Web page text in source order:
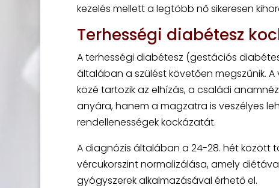
kezelés mellett a legtöbb nő sikeresen
Terhességi diabétesz
A terhességi diabétesz (gestációs
általában a szülést követően megszűnik.
közé tartozik az elhízás, a családi
anyára, hanem a magzatra is veszélyes
rendellenességek kockázatát.
A diagnózis általában a 24-28. hét között
vércukorszint normalizálása, amely
gyógyszerek alkalmazásával érhető el.